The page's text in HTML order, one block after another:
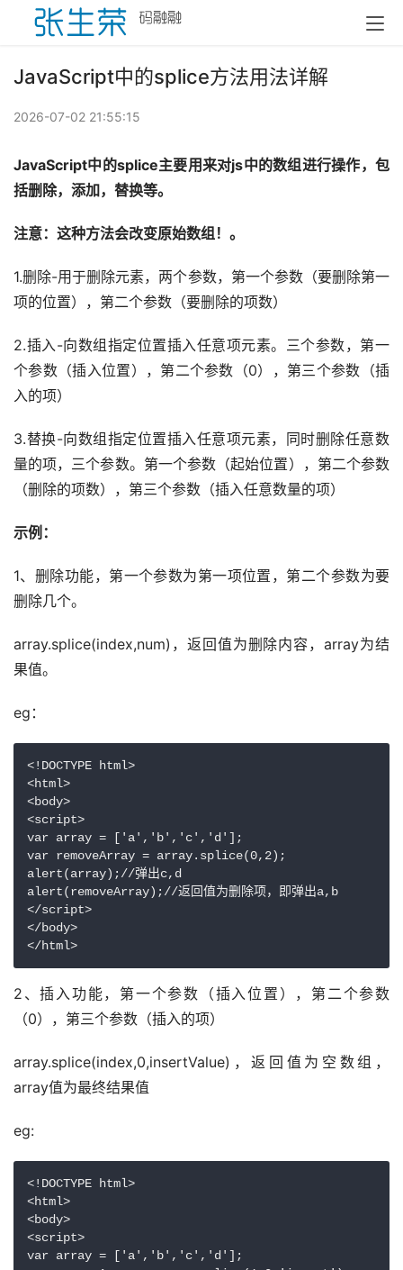
JavaScript中的splice方法用法详解
2026-07-02 21:55:15
JavaScript中的splice主要用来对js中的数组进行操作，包
括删除，添加，替换等。
注意： 这种方法会改变原始数组！。
1.删除-用于删除元素，两个参数，第一个参数（要删除第一
项的位置），第二个参数（要删除的项数）
2.插入-向数组指定位置插入任意项元素。三个参数，第一
个参数（插入位置），第二个参数（0），第三个参数（插
入的项）
3.替换-向数组指定位置插入任意项元素，同时删除任意数
量的项，三个参数。第一个参数（起始位置），第二个参数
（删除的项数），第三个参数（插入任意数量的项）
示例：
1、删除功能，第一个参数为第一项位置，第二个参数为要
删除几个。
array.splice(index,num)，返回值为删除内容，array为结
果值。
eg：
<!DOCTYPE html>
<html>
<body>
<script>
var array = ['a','b','c','d'];
var removeArray = array.splice(0,2);
alert(array);//弹出c,d
alert(removeArray);//返回值为删除项，即弹出a,b
</script>
</body>
</html>
2、插入功能，第一个参数（插入位置），第二个参数
（0），第三个参数（插入的项）
array.splice(index,0,insertValue)，返回值为空数组，
array值为最终结果值
eg:
<!DOCTYPE html>
<html>
<body>
<script>
var array = ['a','b','c','d'];